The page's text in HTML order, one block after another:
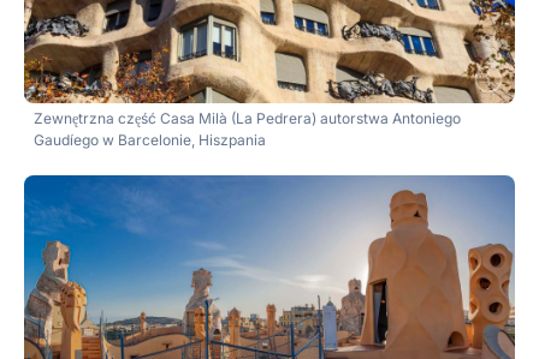
Zewnętrzna część Casa Milà (La Pedrera) autorstwa Antoniego
Gaudíego w Barcelonie, Hiszpania